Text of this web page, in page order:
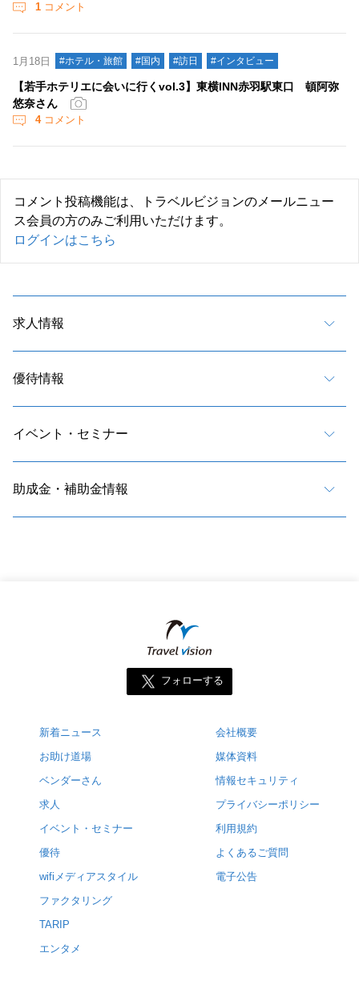
1 コメント
1月18日 #ホテル・旅館 #国内 #訪日 #インタビュー
【若手ホテリエに会いに行くvol.3】東横INN赤羽駅東口 頓阿弥
悠奈さん
4コメント
コメント投稿機能は、トラベルビジョンのメールニュー
ス会員の方のみご利用いただけます。
ログインはこちら
求人情報
優待情報
イベント・セミナー
助成金・補助金情報
フォローする
新着ニュース
お助け道場
ベンダーさん
求人
イベント・セミナー
優待
wifiメディアスタイル
ファクタリング
TARIP
エンタメ
会社概要
媒体資料
情報セキュリティ
プライバシーポリシー
利用規約
よくあるご質問
電子公告